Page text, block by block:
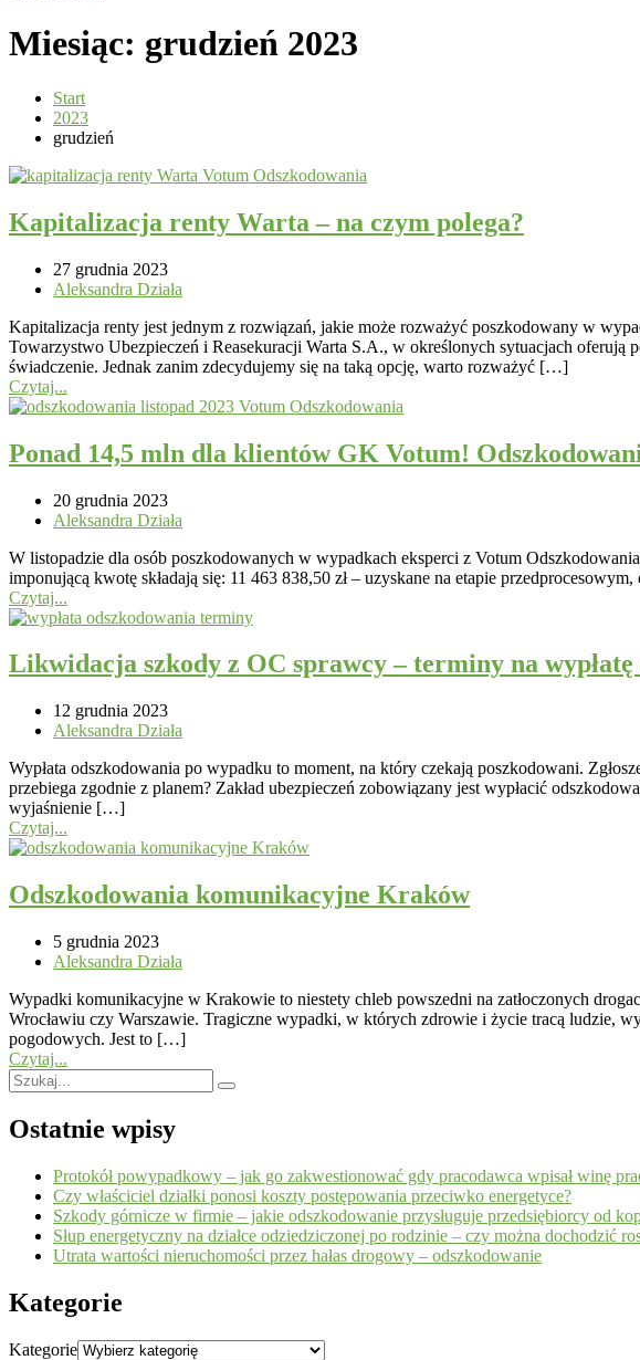
Miesiąc: grudzień 2023
Start
2023
grudzień
Kapitalizacja renty Warta – na czym polega?
27 grudnia 2023
Aleksandra Działa
Kapitalizacja renty jest jednym z rozwiązań, jakie może rozważyć poszkodowany w
Towarzystwo Ubezpieczeń i Reasekuracji Warta S.A., w określonych sytuacjach
świadczenie. Jednak zanim zdecydujemy się na taką opcję, warto rozważyć […]
Czytaj...
Ponad 14,5 mln dla klientów GK Votum!
20 grudnia 2023
Aleksandra Działa
W listopadzie dla osób poszkodowanych w wypadkach eksperci z Votum
imponującą kwotę składają się: 11 463 838,50 zł – uzyskane na etapie
Czytaj...
Likwidacja szkody z OC sprawcy – terminy na wypłatę
12 grudnia 2023
Aleksandra Działa
Wypłata odszkodowania po wypadku to moment, na który czekają poszkodowani.
przebiega zgodnie z planem? Zakład ubezpieczeń zobowiązany jest wypłacić
wyjaśnienie […]
Czytaj...
Odszkodowania komunikacyjne Kraków
5 grudnia 2023
Aleksandra Działa
Wypadki komunikacyjne w Krakowie to niestety chleb powszedni na zatłoczonych
Wrocławiu czy Warszawie. Tragiczne wypadki, w których zdrowie i życie tracą ludzie,
pogodowych. Jest to […]
Czytaj...
Ostatnie wpisy
Protokół powypadkowy – jak go zakwestionować gdy pracodawca wpisał winę
Czy właściciel działki ponosi koszty postępowania przeciwko energetyce?
Szkody górnicze w firmie – jakie odszkodowanie przysługuje przedsiębiorcy od
Słup energetyczny na działce odziedziczonej po rodzinie – czy można dochodzić
Utrata wartości nieruchomości przez hałas drogowy – odszkodowanie
Kategorie
Kategorie